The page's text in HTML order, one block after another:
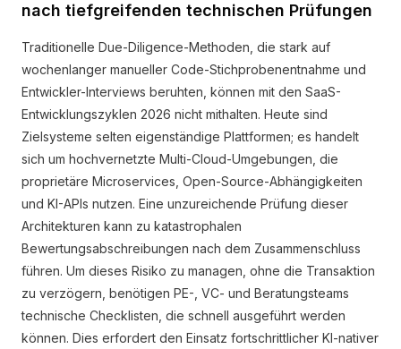
nach tiefgreifenden technischen Prüfungen
Traditionelle Due-Diligence-Methoden, die stark auf
wochenlanger manueller Code-Stichprobenentnahme und
Entwickler-Interviews beruhten, können mit den SaaS-
Entwicklungszyklen 2026 nicht mithalten. Heute sind
Zielsysteme selten eigenständige Plattformen; es handelt
sich um hochvernetzte Multi-Cloud-Umgebungen, die
proprietäre Microservices, Open-Source-Abhängigkeiten
und KI-APIs nutzen. Eine unzureichende Prüfung dieser
Architekturen kann zu katastrophalen
Bewertungsabschreibungen nach dem Zusammenschluss
führen. Um dieses Risiko zu managen, ohne die Transaktion
zu verzögern, benötigen PE-, VC- und Beratungsteams
technische Checklisten, die schnell ausgeführt werden
können. Dies erfordert den Einsatz fortschrittlicher KI-nativer